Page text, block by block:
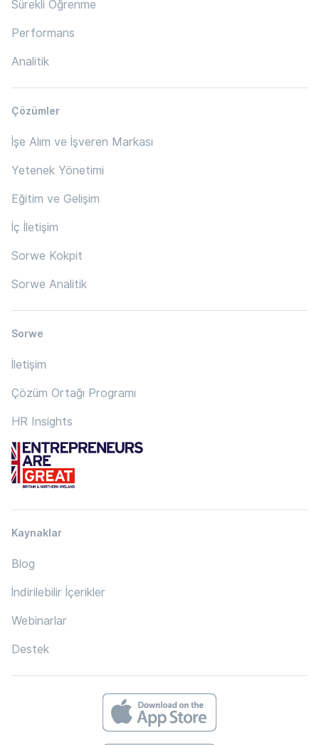
Sürekli Öğrenme
Performans
Analitik
Çözümler
İşe Alım ve İşveren Markası
Yetenek Yönetimi
Eğitim ve Gelişim
İç İletişim
Sorwe Kokpit
Sorwe Analitik
Sorwe
İletişim
Çözüm Ortağı Programı
HR Insights
Kaynaklar
Blog
İndirilebilir İçerikler
Webinarlar
Destek